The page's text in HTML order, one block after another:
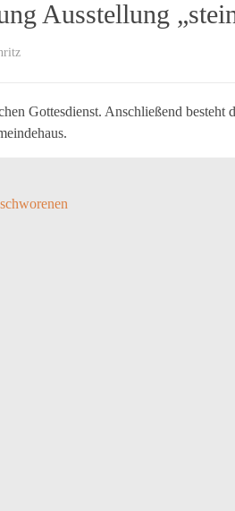
Ausstellung
Gottesdienst. Anschließend